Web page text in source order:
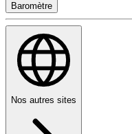
Baromètre
Nos autres sites